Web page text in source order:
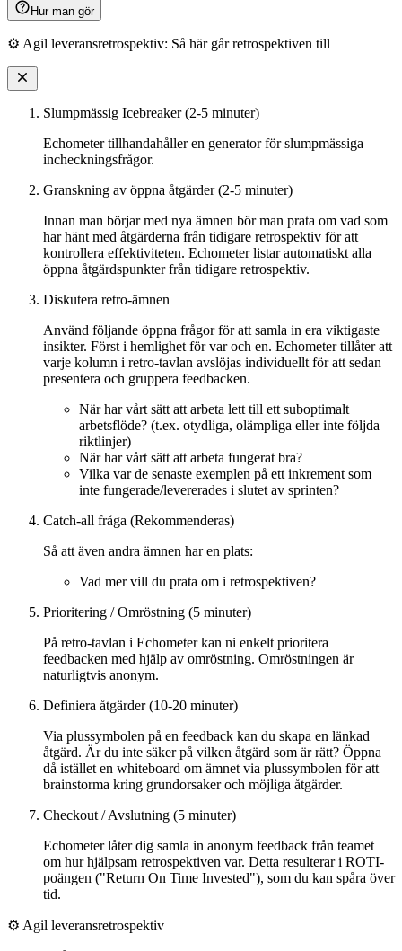
Hur man gör
⚙️ Agil leveransretrospektiv: Så här går retrospektiven till
Slumpmässig Icebreaker (2-5 minuter)
Echometer tillhandahåller en generator för slumpmässiga
incheckningsfrågor.
Granskning av öppna åtgärder (2-5 minuter)
Innan man börjar med nya ämnen bör man prata om vad som
har hänt med åtgärderna från tidigare retrospektiv för att
kontrollera effektiviteten. Echometer listar automatiskt alla
öppna åtgärdspunkter från tidigare retrospektiv.
Diskutera retro-ämnen
Använd följande öppna frågor för att samla in era viktigaste
insikter. Först i hemlighet för var och en. Echometer tillåter att
varje kolumn i retro-tavlan avslöjas individuellt för att sedan
presentera och gruppera feedbacken.
När har vårt sätt att arbeta lett till ett suboptimalt
arbetsflöde? (t.ex. otydliga, olämpliga eller inte följda
riktlinjer)
När har vårt sätt att arbeta fungerat bra?
Vilka var de senaste exemplen på ett inkrement som
inte fungerade/levererades i slutet av sprinten?
Catch-all fråga (Rekommenderas)
Så att även andra ämnen har en plats:
Vad mer vill du prata om i retrospektiven?
Prioritering / Omröstning (5 minuter)
På retro-tavlan i Echometer kan ni enkelt prioritera
feedbacken med hjälp av omröstning. Omröstningen är
naturligtvis anonym.
Definiera åtgärder (10-20 minuter)
Via plussymbolen på en feedback kan du skapa en länkad
åtgärd. Är du inte säker på vilken åtgärd som är rätt? Öppna
då istället en whiteboard om ämnet via plussymbolen för att
brainstorma kring grundorsaker och möjliga åtgärder.
Checkout / Avslutning (5 minuter)
Echometer låter dig samla in anonym feedback från teamet
om hur hjälpsam retrospektiven var. Detta resulterar i ROTI-
poängen ("Return On Time Invested"), som du kan spåra över
tid.
⚙️ Agil leveransretrospektiv